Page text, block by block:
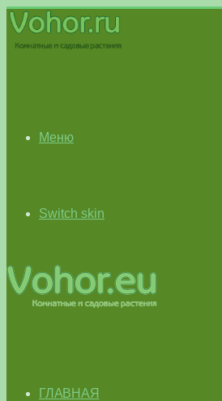
Меню
Switch skin
ГЛАВНАЯ